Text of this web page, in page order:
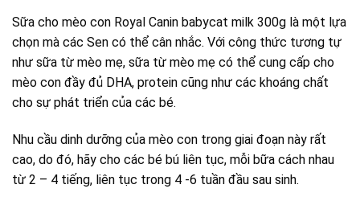
Sữa cho mèo con Royal Canin babycat milk 300g là một lựa
chọn mà các Sen có thể cân nhắc. Với công thức tương tự
như sữa từ mèo mẹ, sữa từ mèo mẹ có thể cung cấp cho
mèo con đầy đủ DHA, protein cũng như các khoáng chất
cho sự phát triển của các bé.
Nhu cầu dinh dưỡng của mèo con trong giai đoạn này rất
cao, do đó, hãy cho các bé bú liên tục, mỗi bữa cách nhau
từ 2 – 4 tiếng, liên tục trong 4 -6 tuần đầu sau sinh.